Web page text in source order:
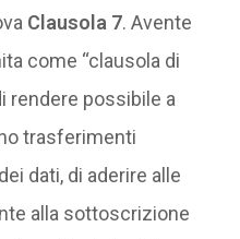
Clausola 7. Avente
come “clausola di
rendere possibile a
trasferimenti
dati, di aderire alle
alla sottoscrizione